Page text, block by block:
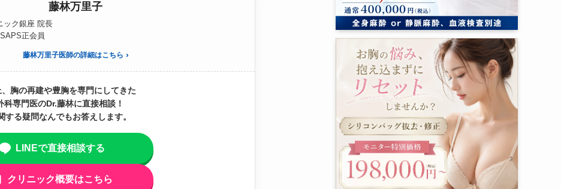
藤林万里子
ック銀座 院長
正会員
藤林万里子医師の詳細はこちら
胸の再建や豊胸を専門にしてきた
科専門医のDr.藤林に直接相談！
する疑問なんでもお答えします。
LINEで直接相談する
クリニック概要はこちら